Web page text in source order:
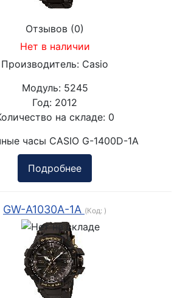
Отзывов (0)
Нет в наличии
Производитель: Casio
Модуль: 5245
Год: 2012
на складе: 0
часы CASIO G-1400D-1A
Подробнее
GW-A1030A-1A (Код: )